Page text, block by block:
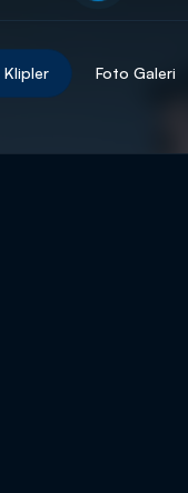
Klipler Foto Galeri